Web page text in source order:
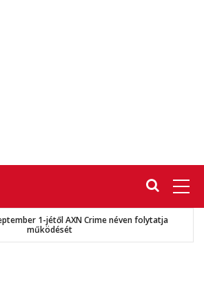
1-jétől AXN Crime néven folytatja
működését